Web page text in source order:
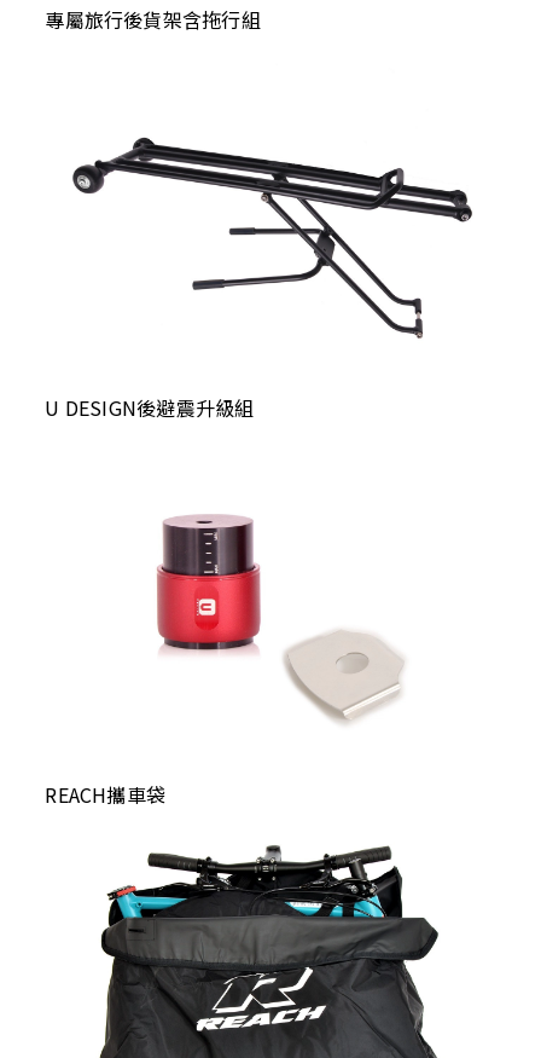
專屬旅行後貨架含拖行組
U DESIGN後避震升級組
REACH攜車袋